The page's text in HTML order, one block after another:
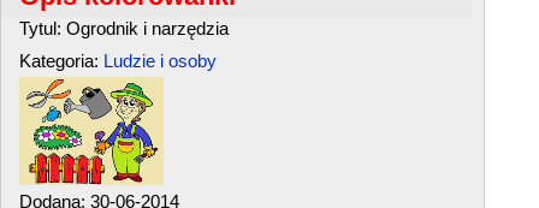
Tytul: Ogrodnik i narzędzia
Kategoria: Ludzie i osoby
Dodana: 30-06-2014